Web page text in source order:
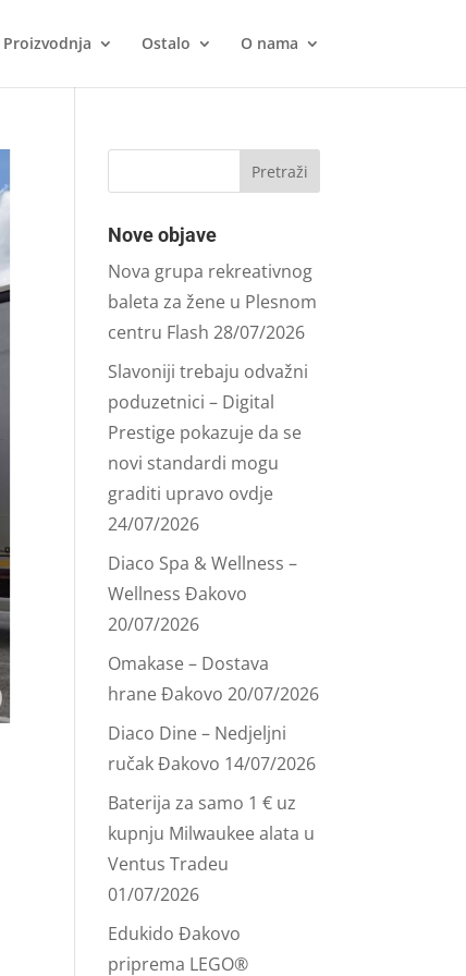
Proizvodnja Ostalo O nama
Nove objave
Nova grupa rekreativnog
baleta za žene u Plesnom
centru Flash 28/07/2026
Slavoniji trebaju odvažni
poduzetnici – Digital
Prestige pokazuje da se
novi standardi mogu
graditi upravo ovdje
24/07/2026
Diaco Spa & Wellness –
Wellness Đakovo
20/07/2026
Omakase – Dostava
hrane Đakovo 20/07/2026
Diaco Dine – Nedjeljni
ručak Đakovo 14/07/2026
Baterija za samo 1 € uz
kupnju Milwaukee alata u
Ventus Tradeu
01/07/2026
Edukido Đakovo
priprema LEGO®